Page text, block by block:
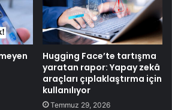
Hugging Face’te tartışma
yaratan rapor: Yapay zekâ
araçları çıplaklaştırma için
kullanılıyor
Temmuz 29, 2026